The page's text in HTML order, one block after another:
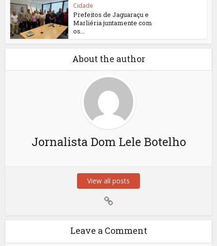
Cidade
Prefeitos de Jaguaraçu e
Marliéria juntamente com
os...
About the author
Jornalista Dom Lele Botelho
View all posts
Leave a Comment